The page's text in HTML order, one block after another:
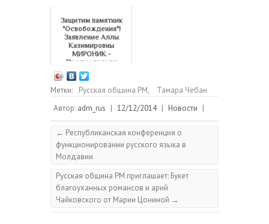
Защитим памятник
"Освобождения"!
Заявление Аллы
Казимировны
МИРОНИК -
Председателя
Совета ветеранов ...
Метки: Русская община РМ,
Тамара Чебан
Автор: adm_rus | 12/12/2014 | Новости |
← Республиканская конференция о
функционировании русского языка в
Молдавии
Русская община РМ приглашает: Букет
благоуханных романсов и арий
Чайковского от Марии Цониной →